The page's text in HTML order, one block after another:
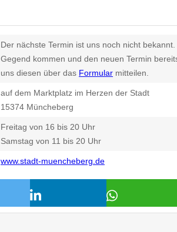
Der nächste Termin ist uns noch nicht
Gegend kommen und den neuen Termin
uns diesen über das Formular mitteilen.
auf dem Marktplatz im Herzen der Stadt
15374 Müncheberg
Freitag von 16 bis 20 Uhr
Samstag von 11 bis 20 Uhr
www.stadt-muencheberg.de